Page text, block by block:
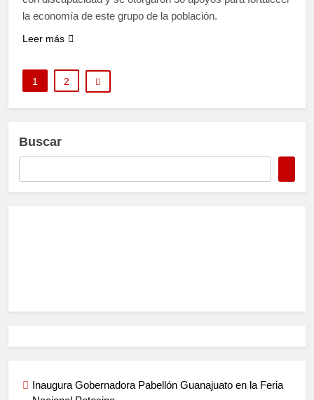
la economía de este grupo de la población.
Leer más
1 2
Buscar
Inaugura Gobernadora Pabellón Guanajuato en la Feria